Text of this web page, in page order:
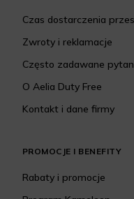
Czas dostarczenia
Zwroty i reklamacje
Często zadawane
O Aelia Duty Free
Kontakt i dane firmy
PROMOCJE I BENEFITY
Rabaty i promocje